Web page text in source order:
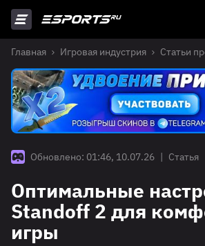
Главная Игровая индустрия Статьи
Обновлено: 01:46, 10.07.26 | Статья
Оптимальные
Standoff 2 для
игры